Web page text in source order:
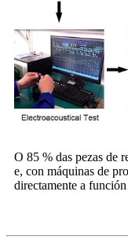
O 85 % das pezas de
e, con máquinas de
directamente a función